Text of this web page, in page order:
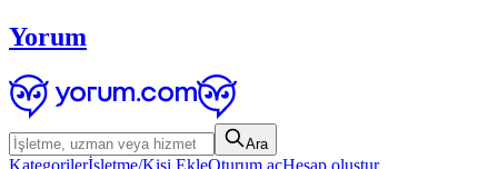
Yorum
Ara
Kategorilerİşletme/Kişi EkleOturum açHesap oluştur